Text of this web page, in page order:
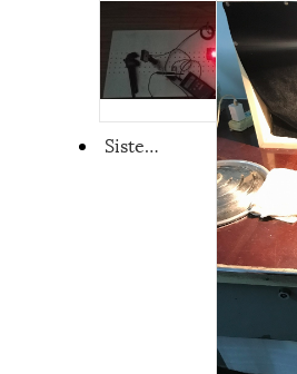
Sistem Pengukuran Rasio Kepunahan sel Kristal lan Pockels